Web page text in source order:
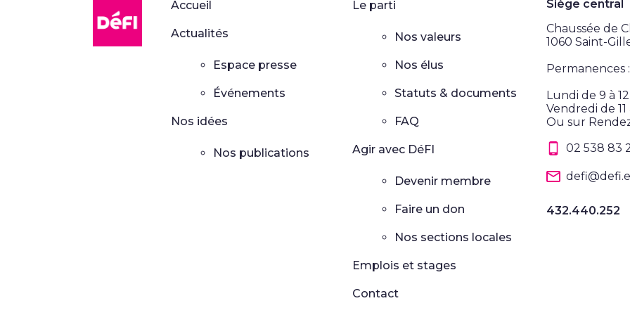
Accueil
Actualités
Espace presse
Événements
Nos idées
Nos publications
Le parti
Nos valeurs
Nos élus
Statuts & documents
FAQ
Agir avec DéFI
Devenir membre
Faire un don
Nos sections locales
Emplois et stages
Contact
Siège central
Chaussée de
1060 Saint-
Permanences :
Lundi de 9 à
Vendredi de 11
Ou sur
02 538 83
432.440.252